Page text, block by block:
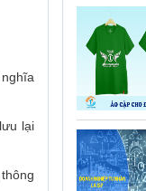
lại